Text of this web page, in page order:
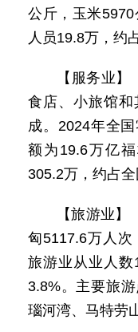
公斤，玉米
人员19.8万，约
【服务业
食店、小旅馆
成。2024年全
额为19.6万亿
305.2万，约占全
【旅游业
匈5117.6万人
旅游业从业人
3.8%。主要旅
瑙河湾、马特劳